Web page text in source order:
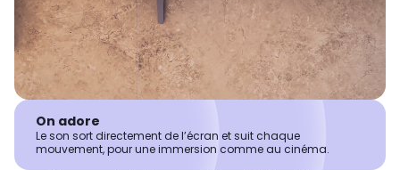
On adore
Le son sort directement de l’écran et suit chaque
mouvement, pour une immersion comme au cinéma.